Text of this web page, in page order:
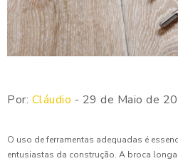
Por: Cláudio - 29 de Maio de
O uso de ferramentas adequadas é
entusiastas da construção. A broca